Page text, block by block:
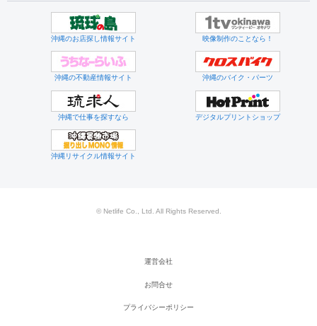
沖縄のお店探し情報サイト 映像制作のことなら！
沖縄の不動産情報サイト 沖縄のバイク・パーツ
沖縄で仕事を探すなら デジタルプリントショップ
沖縄リサイクル情報サイト
© Netlife Co., Ltd. All Rights Reserved.
運営会社
お問合せ
プライバシーポリシー